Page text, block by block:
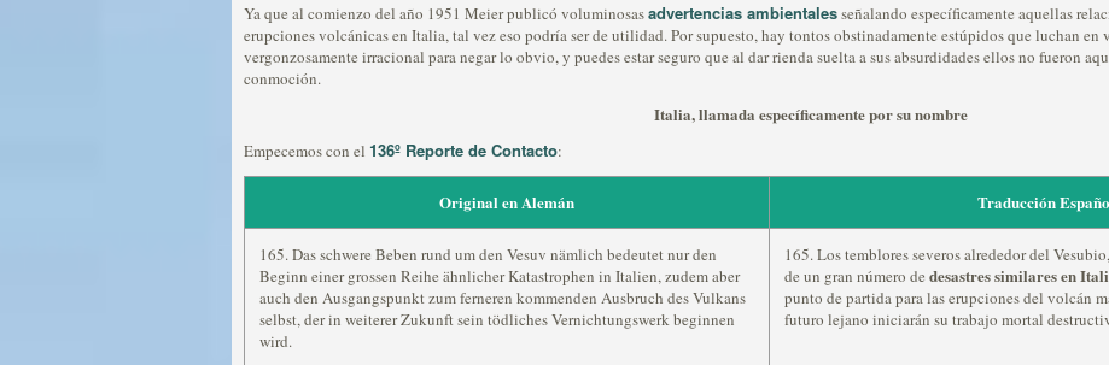
Ya que al comienzo del año 1951 Meier publicó voluminosasadvertencias ambientalesseñalando específicamente aquellas
erupciones volcánicas en Italia, tal vez eso podría ser de utilidad. Por supuesto, hay tontos obstinadamente estúpidos que luchan en
vergonzosamente irracional para negar lo obvio, y puedes estar seguro que al dar rienda suelta a sus absurdidades ellos no fueron
conmoción.
Italia, llamada específicamente por su nombre
Empecemos con el 136º Reporte de Contacto:
Original en Alemán Traducción
165. Das schwere Beben rund um den Vesuv nämlich bedeutet nur den
Beginn einer grossen Reihe ähnlicher Katastrophen in Italien, zudem aber
auch den Ausgangspunkt zum ferneren kommenden Ausbruch des Vulkans
selbst, der in weiterer Zukunft sein tödliches Vernichtungswerk beginnen
wird.
165. Los temblores severos alrededor del
de un gran número de desastres similares en
punto de partida para las erupciones del volcán
futuro lejano iniciarán su trabajo mortal